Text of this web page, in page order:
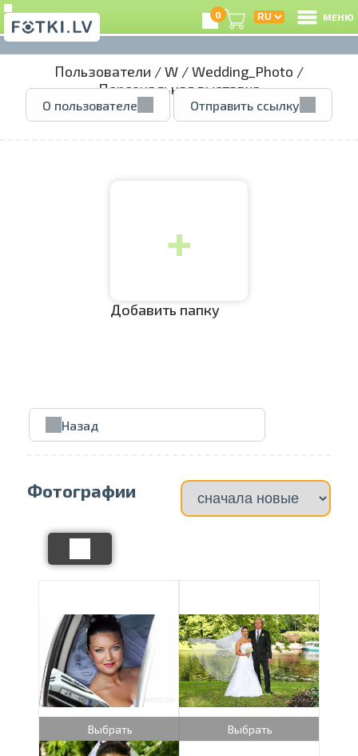
0 МЕНЮ
Пользователи /W /Wedding_Photo /
Персональная выставка
О пользователе Отправить ссылку
+
Добавить папку
Назад
Фотографии
Выбрать Выбрать